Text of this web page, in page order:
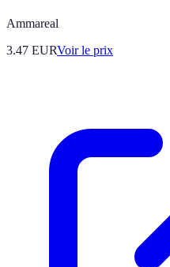
Ammareal
3.47 EURVoir le prix